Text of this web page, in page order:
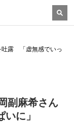
吐露 「虚無感でいっ
副麻希さん
に」